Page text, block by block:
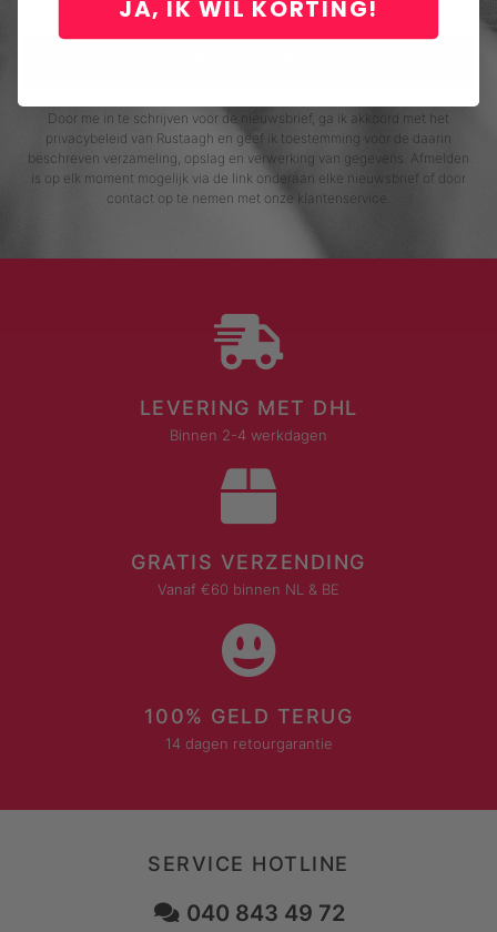
Door me in te schrijven voor de nieuwsbrief, ga ik akkoord met het
privacybeleid van Rustaagh en geef ik toestemming voor de daarin
beschreven verzameling, opslag en verwerking van gegevens. Afmelden
is op elk moment mogelijk via de link onderaan elke nieuwsbrief of door
contact op te nemen met onze klantenservice.
LEVERING MET DHL
Binnen 2-4 werkdagen
GRATIS VERZENDING
Vanaf €60 binnen NL & BE
100% GELD TERUG
14 dagen retourgarantie
SERVICE HOTLINE
040 843 49 72
JA, IK WIL KORTING!